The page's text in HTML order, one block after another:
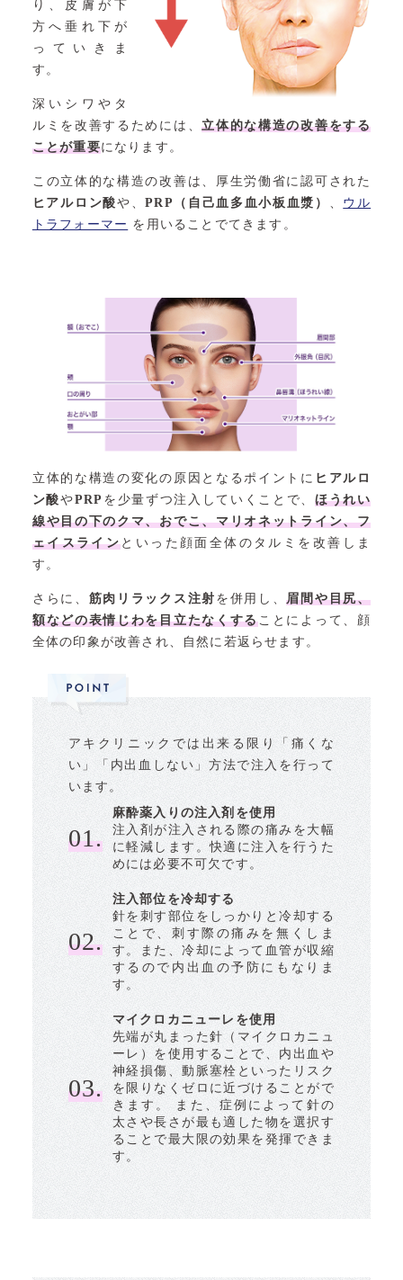
り、皮膚が下
方へ垂れ下が
っていきま
す。
深いシワやタ
ルミを改善するためには、立体的な構造の改善をする
ことが重要になります。
この立体的な構造の改善は、厚生労働省に認可された
ヒアルロン酸や、PRP（自己血多血小板血漿） 、 ウル
トラフォーマー を用いることでてきます。
立体的な構造の変化の原因となるポイントに ヒアルロ
ン酸やPRP を少量ずつ注入していくことで、 ほうれい
線や目の下のクマ、おでこ、マリオネットライン、フ
ェイスラインといった顔面全体のタルミを改善しま
す。
さらに、 筋肉リラックス注射 を併用し、眉間や目尻、
額などの表情じわを目立たなくすることによって、顔
全体の印象が改善され、自然に若返らせます。
アキクリニックでは出来る限り「痛くな
い」「内出血しない」方法で注入を行って
います。
01.
麻酔薬入りの注入剤を使用
注入剤が注入される際の痛みを大幅
に軽減します。快適に注入を行うた
めには必要不可欠です。
02.
注入部位を冷却する
針を刺す部位をしっかりと冷却する
ことで、刺す際の痛みを無くしま
す。また、冷却によって血管が収縮
するので内出血の予防にもなりま
す。
03.
マイクロカニューレを使用
先端が丸まった針（マイクロカニュ
ーレ）を使用することで、内出血や
神経損傷、動脈塞栓といったリスク
を限りなくゼロに近づけることがで
きます。 また、症例によって針の
太さや長さが最も適した物を選択す
ることで最大限の効果を発揮できま
す。